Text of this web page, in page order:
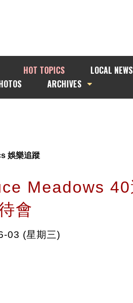
HOT TOPICS
LOCAL NEWS
ARCHIVES
娛樂追蹤
Meadows 40
會
03 (星期三)